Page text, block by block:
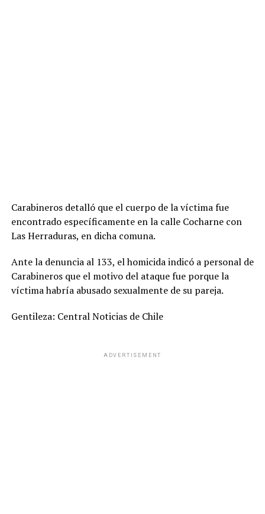
Carabineros detalló que el cuerpo de la víctima fue
encontrado específicamente en la calle Cocharne con
Las Herraduras, en dicha comuna.
Ante la denuncia al 133, el homicida indicó a personal de
Carabineros que el motivo del ataque fue porque la
víctima habría abusado sexualmente de su pareja.
Gentileza: Central Noticias de Chile
ADVERTISEMENT